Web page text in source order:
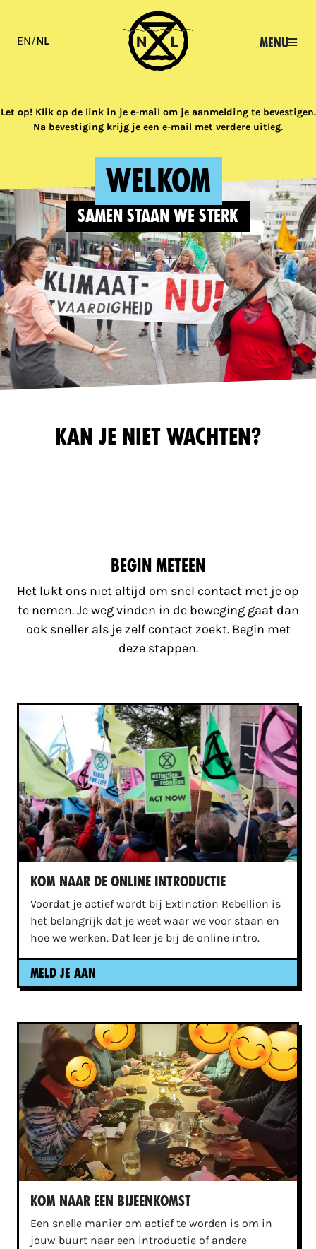
EN/NL Menu
Let op! Klik op de link in je e-mail om je aanmelding te bevestigen.
Na bevestiging krijg je een e-mail met verdere uitleg.
WELKOM
SAMEN STAAN WE STERK
Kan je niet wachten?
Begin meteen
Het lukt ons niet altijd om snel contact met je op
te nemen. Je weg vinden in de beweging gaat dan
ook sneller als je zelf contact zoekt. Begin met
deze stappen.
Kom naar de online introductie
Voordat je actief wordt bij Extinction Rebellion is
het belangrijk dat je weet waar we voor staan en
hoe we werken. Dat leer je bij de online intro.
MELD JE AAN
Kom naar een bijeenkomst
Een snelle manier om actief te worden is om in
jouw buurt naar een introductie of andere